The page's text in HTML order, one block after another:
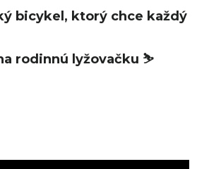
bicykel, ktorý chce každý
rodinnú lyžovačku ⛷️